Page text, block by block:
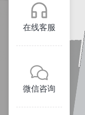
在线客服
微信咨询